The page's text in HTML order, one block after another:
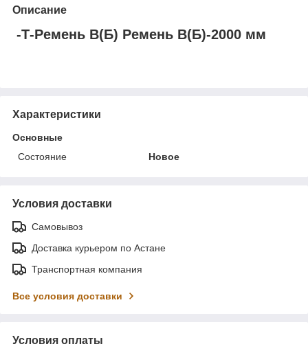
Описание
-Т-Ремень B(Б) Ремень B(Б)-2000 мм
Характеристики
Основные
Состояние
Новое
Условия доставки
Самовывоз
Доставка курьером по Астане
Транспортная компания
Все условия доставки
Условия оплаты